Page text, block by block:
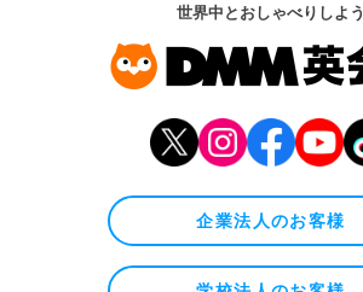
世界中とおしゃべりしよう
企業法人のお客様